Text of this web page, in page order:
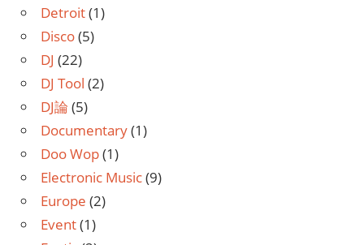
Detroit(1)
Disco(5)
DJ (22)
DJ Tool (2)
DJ論 (5)
Documentary(1)
Doo Wop(1)
Electronic Music(9)
Europe (2)
Event(1)